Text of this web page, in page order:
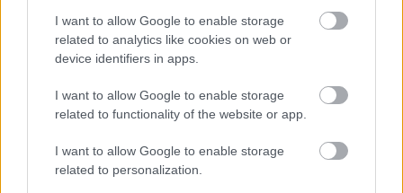
I want to allow Google to enable storage
related to analytics like cookies on web or
device identifiers in apps.
I want to allow Google to enable storage
related to functionality of the website or app.
I want to allow Google to enable storage
related to personalization.
Te döntöd el, mikor használod fel – új konstrukció az